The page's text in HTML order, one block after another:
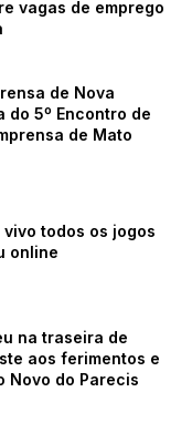
vagas de emprego
de Nova
do 5º Encontro de
de Mato
todos os jogos
online
na traseira de
aos ferimentos e
Novo do Parecis